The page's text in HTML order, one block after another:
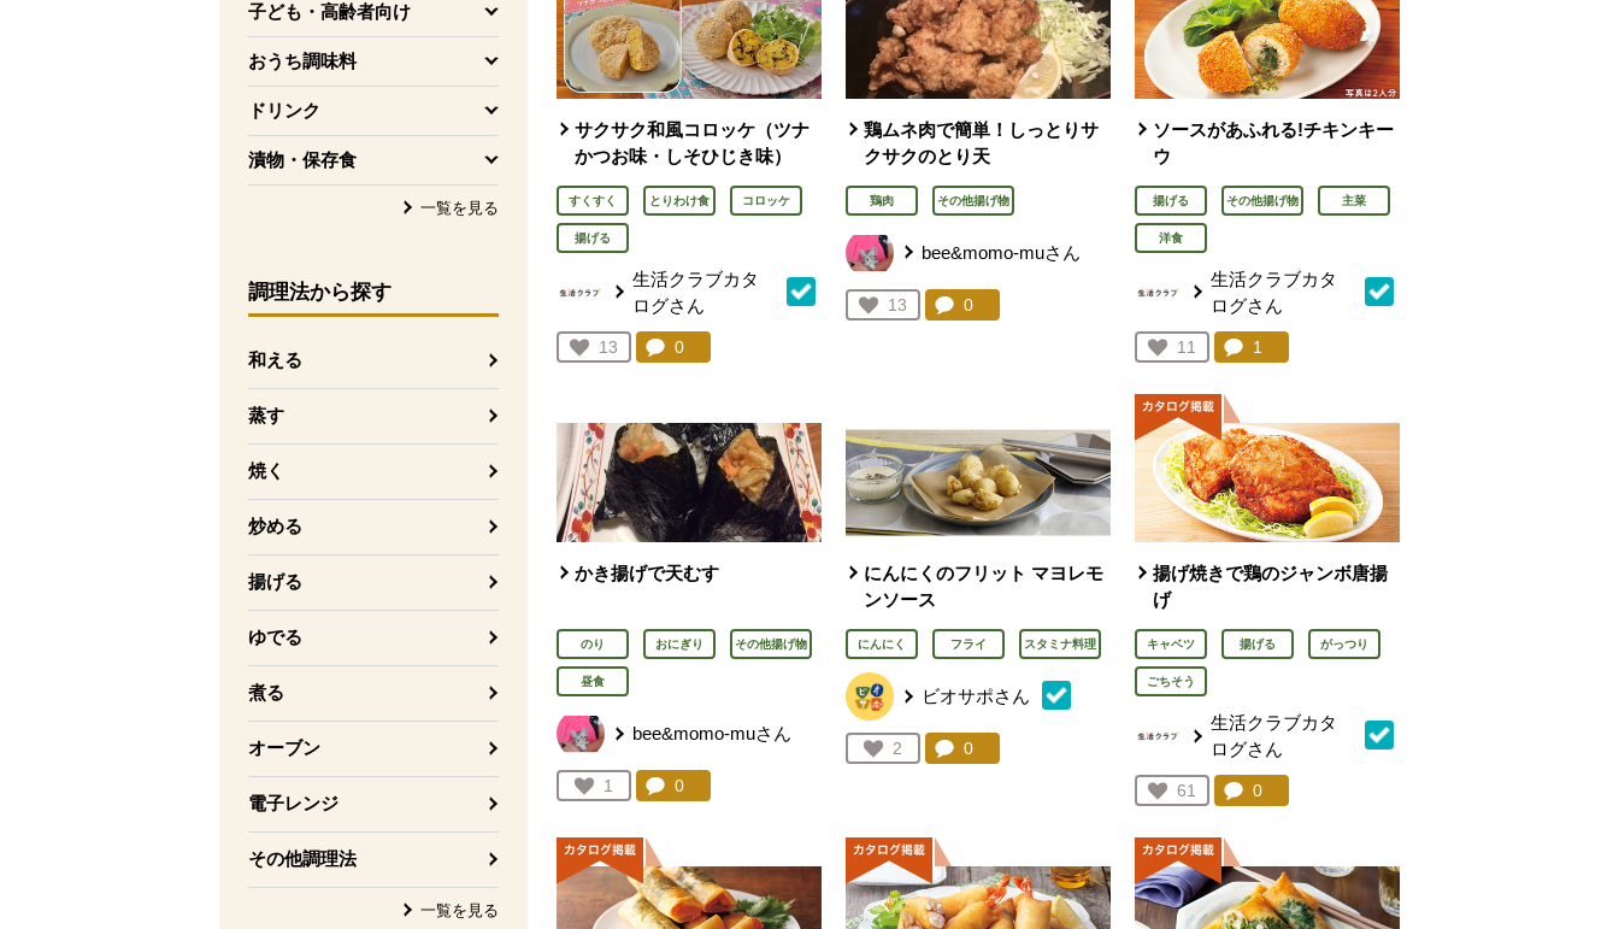
子ども・高齢者向け
を開く
おうち調味料
を開く
ドリンク
を開く
漬物・保存食
を開く
一覧を見る
調理法から探す
和える
蒸す
焼く
炒める
揚げる
ゆでる
煮る
オーブン
電子レンジ
その他調理法
一覧を見る
サクサク和風コロッケ（ツナ
かつお味・しそひじき味）
すくすく とりわけ食 コロッケ
揚げる
生活クラブカタ
ログさん
お気に入り登録：
13
人が登録
コメント：
0
鶏ムネ肉で簡単！しっとりサ
クサクのとり天
鶏肉 その他揚げ物
bee&momo-muさん
お気に入り登録：
13
人が登録
コメント：
0件。コメントを見る。
ソースがあふれる!チキンキー
ウ
揚げる その他揚げ物 主菜
洋食
生活クラブカタ
ログさん
お気に入り登録：
11
人が登録
コメント：
1
かき揚げで天むす
のり おにぎり その他揚げ物
昼食
bee&momo-muさん
お気に入り登録：
1
人が登録
コメント：
0
にんにくのフリット マヨレモ
ンソース
にんにく フライ スタミナ料理
ビオサポさん
お気に入り登録：
2
人が登録
コメント：
0件。コメントを見る。
揚げ焼きで鶏のジャンボ唐揚
げ
キャベツ 揚げる がっつり
ごちそう
生活クラブカタ
ログさん
お気に入り登録：
61
人が登録
コメント：
0件。コメントを見る。